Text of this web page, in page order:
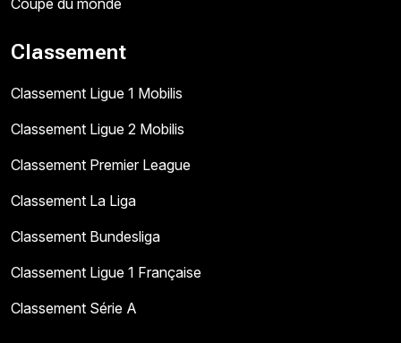
Coupe du monde
Classement
Classement Ligue 1 Mobilis
Classement Ligue 2 Mobilis
Classement Premier League
Classement La Liga
Classement Bundesliga
Classement Ligue 1 Française
Classement Série A